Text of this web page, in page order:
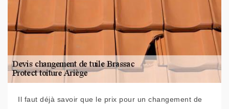
Il faut déjà savoir que le prix pour un changement de